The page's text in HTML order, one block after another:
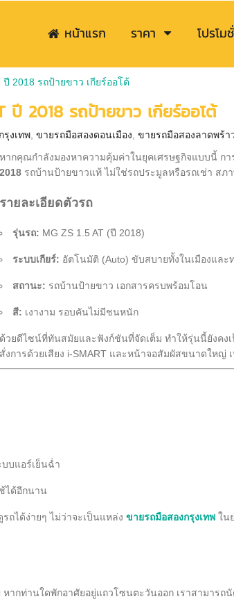
หน้าแรก ราคา โปรโม
2018 รถป้ายขาว เกียร์ออโต้
ปี 2018 รถป้ายขาว เกียร์ออโต้
รุงเทพ ขายรถมือสองดอนเมือง ขายรถมือสองลาดพร้า
หากคุณกำลังมองหาความคุ้มค่าในยุคเศรษฐกิจแบบนี้ ก
2018 รถบ้านป้ายขาวแท้ ไม่ใช่รถประมูลหรือรถเช่า สภ
รายละเอียดตัวรถ
รุ่นรถ: MG ZS 1.5 AT (ปี 2018)
ระบบเกียร์: อัตโนมัติ (Auto) ขับสบายทั้งในเมืองและ
สถานะ: รถบ้านป้ายขาว เอกสารครบพร้อมโอน
สี: เงางาม รอบคันไม่มีชนหนัก
ด้วยดีไซน์ที่ทันสมัยและฟังก์ชันที่จัดเต็ม ทำให้รุ่นนี้ยังคง
สั่งการด้วยเสียง i-SMART และหน้าจอสัมผัสขนาดใหญ่
บแอร์เย็นฉ่ำ
ได้อีกนาน
ถได้ง่ายๆ ไม่ว่าจะเป็นแหล่ง ขายรถมือสองกรุงเทพ ใน
หากท่านใดพักอาศัยอยู่แถวโซนตะวันออก เราสามารถ